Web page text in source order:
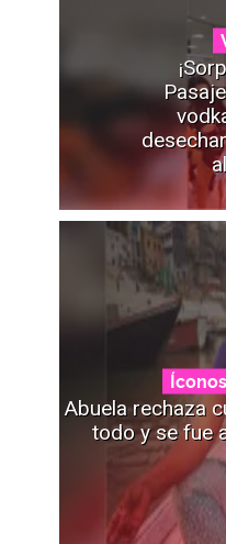
Abuela rechaza
todo y se fue